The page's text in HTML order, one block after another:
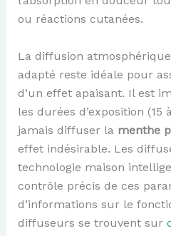
ou réactions cutanées.
La diffusion
adapté reste idéale pour
d’un effet apaisant. Il est
les durées d’exposition
jamais diffuser la menthe
effet indésirable. Les
technologie maison
contrôle précis de ces
d’informations sur le
diffuseurs se trouvent sur